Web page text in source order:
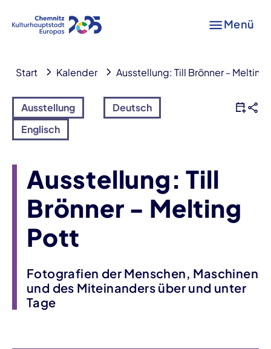
Menü
Start Kalender Ausstellung: Till Brönner - Melting
Ausstellung
Deutsch
Englisch
Ausstellung: Till
Brönner - Melting
Pott
Fotografien der Menschen, Maschinen
und des Miteinanders über und unter
Tage